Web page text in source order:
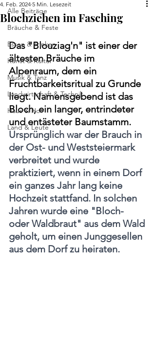
Alle Beiträge
Bräuche & Feste
Essen & Trinken
Kunst & Kultur
Musik & Tanz
Landwirtschaft & Technik
Haus & Hof
Land & Leute
Blochziehen im Fasching
4. Feb. 2024 5 Min. Lesezeit
Das "Blouziag'n" ist einer der
ältesten Bräuche im
Alpenraum, dem ein
Fruchtbarkeitsritual zu Grunde
liegt. Namensgebend ist das
Bloch, ein langer, entrindeter
und entästeter Baumstamm.
Ursprünglich war der Brauch in
der Ost- und Weststeiermark
verbreitet und wurde
praktiziert, wenn in einem Dorf
ein ganzes Jahr lang keine
Hochzeit stattfand. In solchen
Jahren wurde eine "Bloch-
oder Waldbraut" aus dem Wald
geholt, um einen Junggesellen
aus dem Dorf zu heiraten.